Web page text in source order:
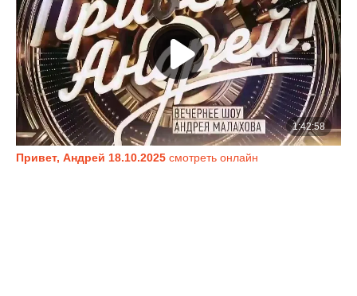
Привет, Андрей 18.10.2025 смотреть онлайн